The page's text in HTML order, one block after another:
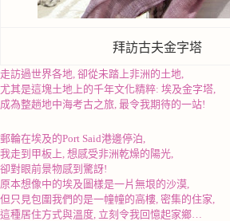
拜訪古夫金字塔
走訪過世界各地, 卻從未踏上非洲的土地,
尤其是這塊土地上的千年文化精粹: 埃及金字塔,
成為整趟地中海考古之旅, 最令我期待的一站!
郵輪在埃及的Port Said港邊停泊,
我走到甲板上, 想感受非洲乾燥的陽光,
卻對眼前景物感到驚訝!
原本想像中的埃及圖樣是一片無垠的沙漠,
但只見包圍我們的是一幢幢的高樓, 密集的住家,
這種居住方式與溫度, 立刻令我回憶起家鄉…